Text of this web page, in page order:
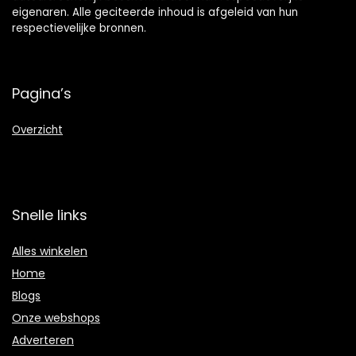
eigenaren. Alle geciteerde inhoud is afgeleid van hun
respectievelijke bronnen.
Pagina’s
Overzicht
Snelle links
Alles winkelen
Home
Blogs
Onze webshops
Adverteren